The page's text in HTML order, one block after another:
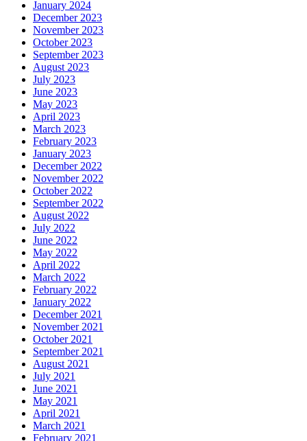
January 2024
December 2023
November 2023
October 2023
September 2023
August 2023
July 2023
June 2023
May 2023
April 2023
March 2023
February 2023
January 2023
December 2022
November 2022
October 2022
September 2022
August 2022
July 2022
June 2022
May 2022
April 2022
March 2022
February 2022
January 2022
December 2021
November 2021
October 2021
September 2021
August 2021
July 2021
June 2021
May 2021
April 2021
March 2021
February 2021